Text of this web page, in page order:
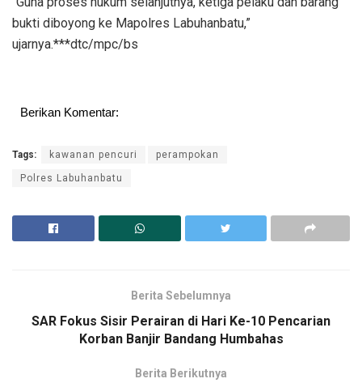
bukti diboyong ke Mapolres Labuhanbatu,”
ujarnya.***dtc/mpc/bs
Berikan Komentar:
Tags: kawanan pencuri perampokan
Polres Labuhanbatu
Berita Sebelumnya
SAR Fokus Sisir Perairan di Hari Ke-10 Pencarian
Korban Banjir Bandang Humbahas
Berita Berikutnya